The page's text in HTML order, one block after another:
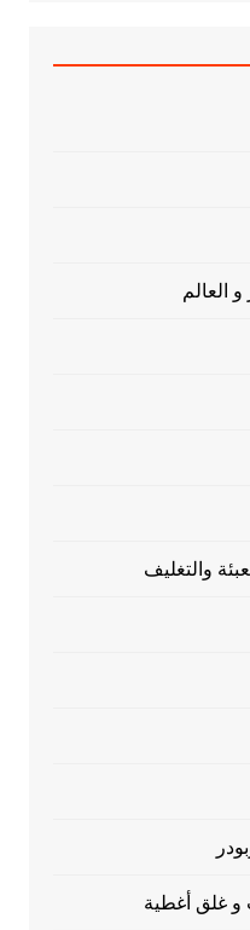
العالم
والتغليف
و غلق أغطية